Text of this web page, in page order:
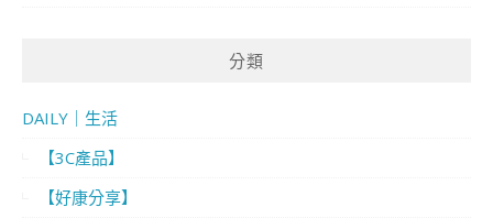
分類
DAILY｜生活
【3C產品】
【好康分享】